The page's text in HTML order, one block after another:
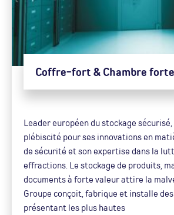
Coffre-fort & Chambre forte
Leader européen du stockage
plébiscité pour ses innovations en
de sécurité et son expertise dans la
effractions. Le stockage de produits,
documents à forte valeur attire la
Groupe conçoit, fabrique et installe
présentant les plus hautes